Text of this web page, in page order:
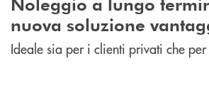
nuova soluzione
Ideale sia per i clienti privati che